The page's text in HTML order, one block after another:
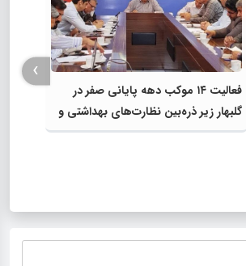
فعالیت ۱۴ موکب دهه پایانی صفر در
گلبهار زیر ذره‌بین نظارت‌های بهداشتی و
انتظامی
›